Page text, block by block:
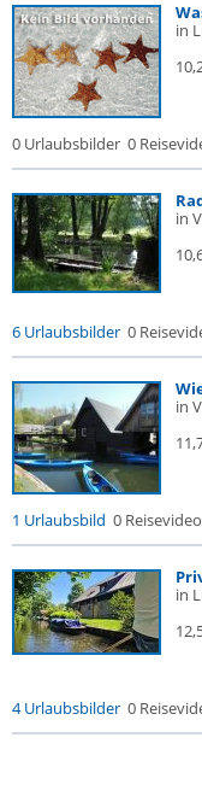
in
0 Urlaubsbilder 0
in
6 Urlaubsbilder 0
in
1 Urlaubsbild 0
in
4 Urlaubsbilder 0